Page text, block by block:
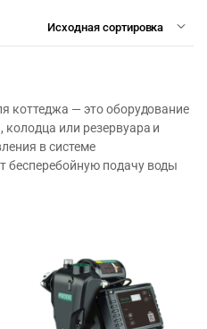
коттеджа — это оборудование
или резервуара и
в системе
бесперебойную подачу воды